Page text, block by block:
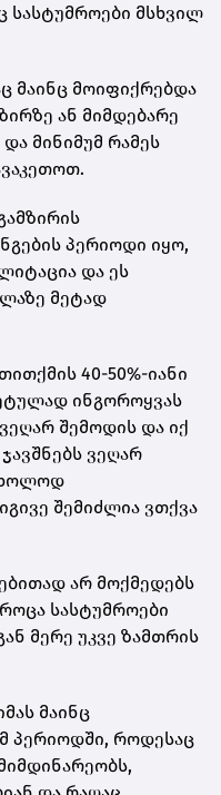
სასტუმროები მსხვილ
მაინც მოიფიქრებდა
ან მიმდებარე
მინიმუმ რამეს
პერიოდი იყო,
და ეს
მეტად
40-50%-იანი
ინგოროყვას
შემოდის და იქ
ვეღარ
შემიძლია ვთქვა
არ მოქმედებს
სასტუმროები
მერე უკვე ზამთრის
მაინც
პერიოდში, როდესაც